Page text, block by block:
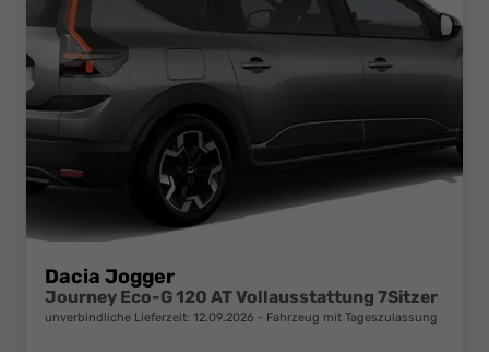
Dacia Jogger
Journey Eco-G 120 AT Vollausstattung 7Sitzer
unverbindliche Lieferzeit: 12.09.2026 Fahrzeug mit Tageszulassung